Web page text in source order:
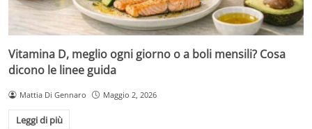
Vitamina D, meglio ogni giorno o a boli mensili? Cosa
dicono le linee guida
Mattia Di Gennaro Maggio 2, 2026
Leggi di più